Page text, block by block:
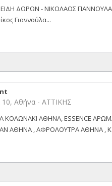
ΕΙΔΗ ΔΩΡΩΝ - ΝΙΚΟΛΑΟΣ
Γιαννούλα...
Αθήνα - ΑΤΤΙΚΗΣ
ΚΟΛΩΝΑΚΙ ΑΘΗΝΑ, ESSENCE
ΑΘΗΝΑ , ΑΦΡΟΛΟΥΤΡΑ ΑΘΗΝΑ ,